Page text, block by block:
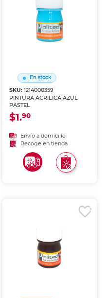
En stock
SKU: 1214000359
PINTURA ACRILICA AZUL
PASTEL
$1.90
Envío a domicilio
Recoge en tienda